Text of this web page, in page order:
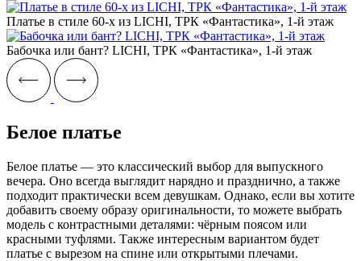
Платье в стиле 60-х из LICHI, ТРК «‎Фантастика», 1-й этаж
Бабочка или бант? LICHI, ТРК «‎Фантастика», 1-й этаж
Белое платье
Белое платье — это классический выбор для выпускного
вечера. Оно всегда выглядит нарядно и празднично, а также
подходит практически всем девушкам. Однако, если вы хотите
добавить своему образу оригинальности, то можете выбрать
модель с контрастными деталями: чёрным поясом или
красными туфлями. Также интересным вариантом будет
платье с вырезом на спине или открытыми плечами.